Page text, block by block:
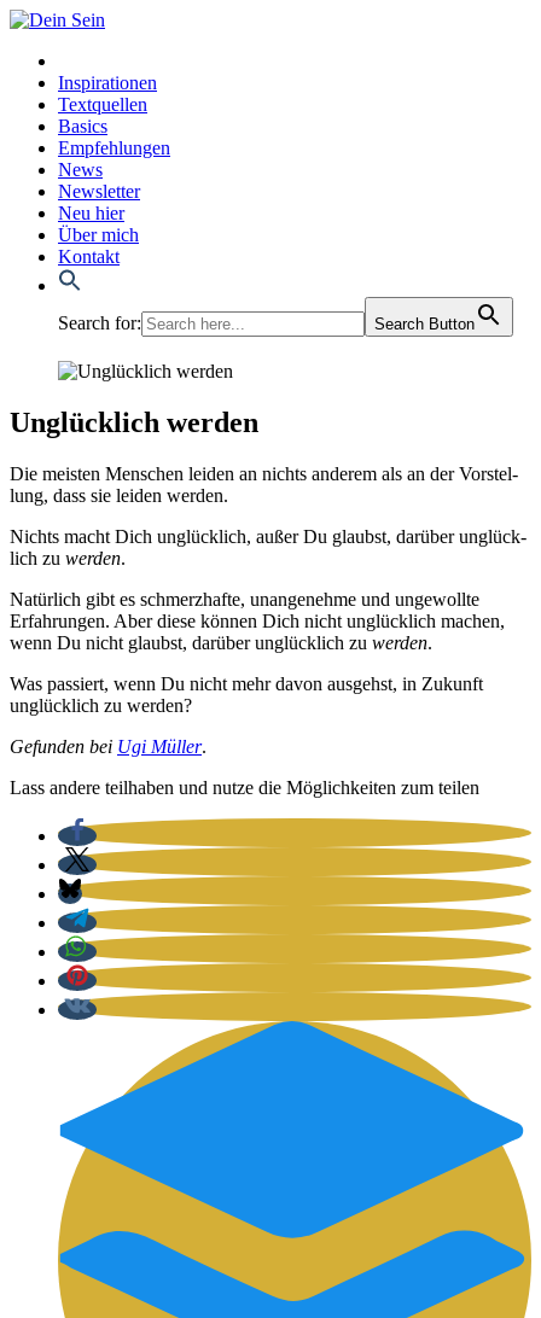
Inspirationen
Textquellen
Basics
Empfehlungen
News
Newsletter
Neu hier
Über mich
Kontakt
Search for: Search Button
Unglücklich werden
Die meis­ten Men­schen lei­den an nichts ande­rem als an der Vor­stel­
lung, dass sie lei­den wer­den.
Nichts macht Dich unglück­lich, außer Du glaubst, dar­über unglück­
lich zu wer­den.
Natür­lich gibt es schmerz­haf­te, unan­ge­neh­me und unge­woll­te
Erfah­run­gen. Aber die­se kön­nen Dich nicht unglück­lich machen,
wenn Du nicht glaubst, dar­über unglück­lich zu wer­den.
Was pas­siert, wenn Du nicht mehr davon aus­gehst, in Zukunft
unglück­lich zu wer­den?
Gefun­den bei Ugi Mül­ler.
Lass ande­re teil­ha­ben und nut­ze die Mög­lich­kei­ten zum tei­len